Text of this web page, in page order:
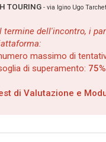
TOURING - via Igino Ugo
termine dell'incontro, i
massimo di
di superamento:
di Valutazione e